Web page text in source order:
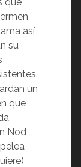
así
su
un
que
Nod